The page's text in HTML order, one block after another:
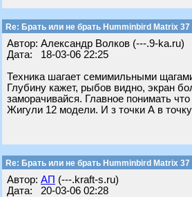
Re: Брать или не брать Humminbird Matrix 37
Автор: Александр Волков (---.9-ka.ru)
Дата: 18-03-06 22:25
Техника шагает семимильными
Глубину кажет, рыбов видно, экран
заморачивайся. Главное понимать
Жигули 12 модели. И з точки А в
Re: Брать или не брать Humminbird Matrix 37
Автор: АП (---.kraft-s.ru)
Дата: 20-03-06 02:28